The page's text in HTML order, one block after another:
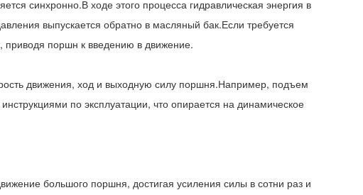
синхронно.В ходе этого процесса гидравлическая энергия в
выпускается обратно в масляный бак.Если требуется
приводя поршн к введению в движение.
движения, ход и выходную силу поршня.Например, подъем
по эксплуатации, что опирается на динамическое
большого поршня, достигая усиления силы в сотни раз и